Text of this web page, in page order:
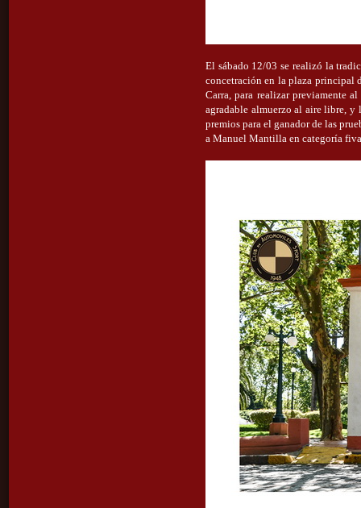
El sábado 12/03 se realizó la
concetración en la plaza principal
Carra, para realizar previamente
agradable almuerzo al aire libre, y
premios para el ganador de las
a Manuel Mantilla en categoría